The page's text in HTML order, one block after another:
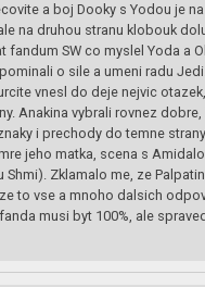
a boj Dooky s Yodou je
na druhou stranu klobouk
fandum SW co myslel Yoda a
o sile a umeni radu
vnesl do deje nejvic
Anakina vybrali rovnez
i prechody do temne
jeho matka, scena s
Shmi). Zklamalo me, ze
to vse a mnoho dalsich
musi byt 100%, ale